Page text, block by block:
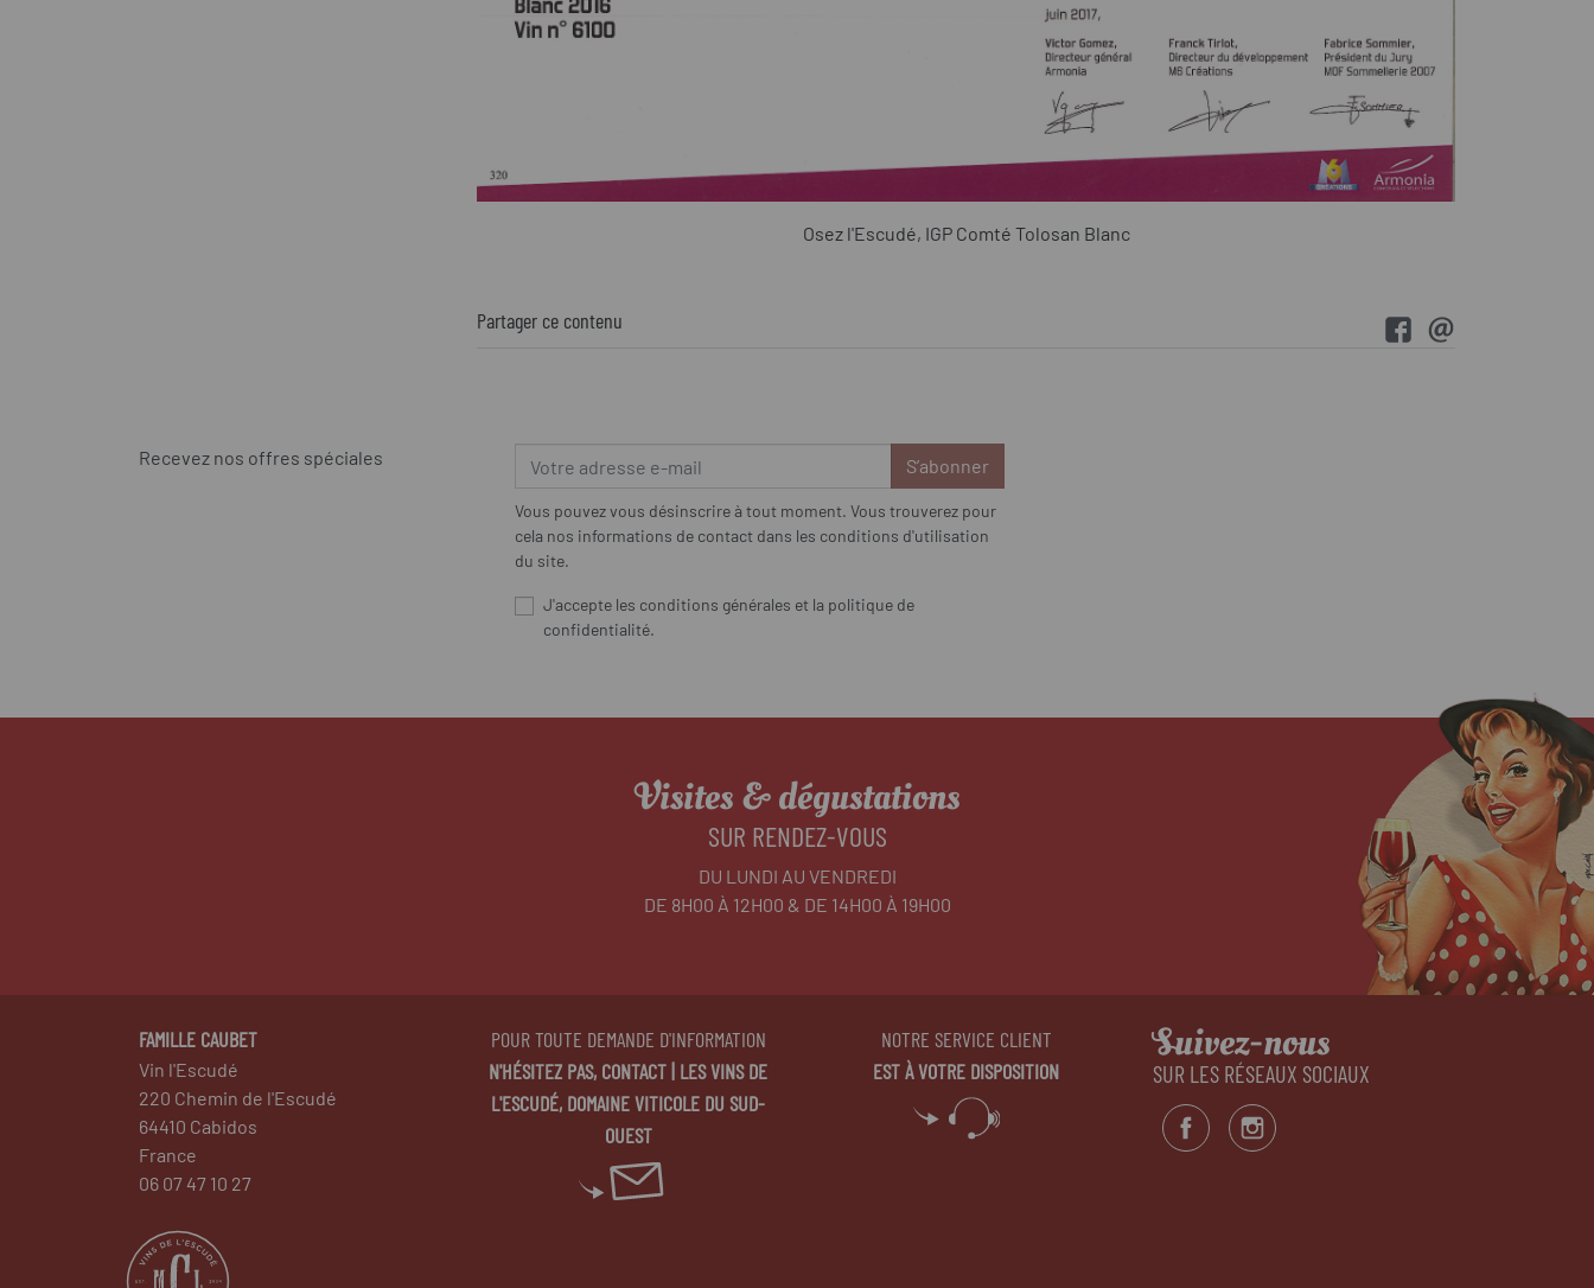
Osez l'Escudé, IGP Comté Tolosan Blanc
Partager ce contenu
Recevez nos offres spéciales S’abonner
Vous pouvez vous désinscrire à tout moment. Vous trouverez pour
cela nos informations de contact dans les conditions d'utilisation
du site.
J'accepte les conditions générales et la politique de
confidentialité.
Visites & dégustations
SUR RENDEZ-VOUS
DU LUNDI AU VENDREDI
DE 8H00 À 12H00 & DE 14H00 À 19H00
FAMILLE CAUBET
Vin l'Escudé
220 Chemin de l'Escudé
64410 Cabidos
France
06 07 47 10 27
POUR TOUTE DEMANDE D'INFORMATION
CONTACT | LES VINS DE
L'ESCUDÉ, DOMAINE VITICOLE DU SUD-
OUEST
NOTRE SERVICE CLIENT
EST À VOTRE DISPOSITION
Suivez-nous
SUR LES RÉSEAUX SOCIAUX